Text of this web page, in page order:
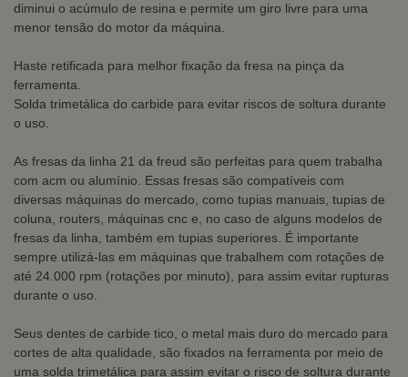
diminui o acúmulo de resina e permite um giro livre para uma
menor tensão do motor da máquina.
Haste retificada para melhor fixação da fresa na pinça da
ferramenta.
Solda trimetálica do carbide para evitar riscos de soltura durante
o uso.
As fresas da linha 21 da freud são perfeitas para quem trabalha
com acm ou alumínio. Essas fresas são compatíveis com
diversas máquinas do mercado, como tupias manuais, tupias de
coluna, routers, máquinas cnc e, no caso de alguns modelos de
fresas da linha, também em tupias superiores. É importante
sempre utilizá-las em máquinas que trabalhem com rotações de
até 24.000 rpm (rotações por minuto), para assim evitar rupturas
durante o uso.
Seus dentes de carbide tico, o metal mais duro do mercado para
cortes de alta qualidade, são fixados na ferramenta por meio de
uma solda trimetálica para assim evitar o risco de soltura durante